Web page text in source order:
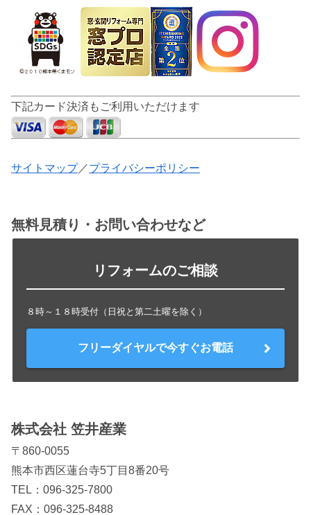
下記カード決済もご利用いただけます
サイトマップ／プライバシーポリシー
無料見積り・お問い合わせなど
リフォームのご相談
８時～１８時受付（日祝と第二土曜を除く）
フリーダイヤルで今すぐお電話
株式会社 笠井産業
〒860-0055
熊本市西区蓮台寺5丁目8番20号
TEL： 096-325-7800
FAX：096-325-8488